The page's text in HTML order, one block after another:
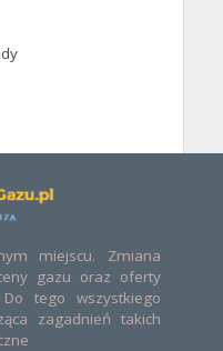
miejscu. Zmiana
gazu oraz oferty
tego wszystkiego
zagadnień takich